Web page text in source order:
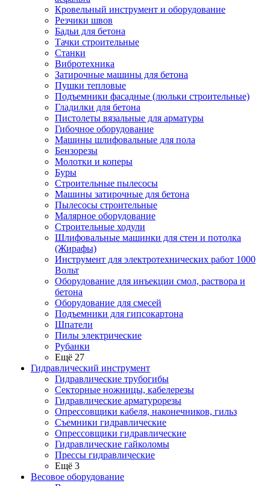
Кровельный инструмент и оборудование
Резчики швов
Бадьи для бетона
Тачки строительные
Станки
Вибротехника
Затирочные машины для бетона
Пушки тепловые
Подъемники фасадные (люльки строительные)
Гладилки для бетона
Пистолеты вязальные для арматуры
Гибочное оборудование
Машины шлифовальные для пола
Бензорезы
Молотки и коперы
Буры
Строительные пылесосы
Машины затирочные для бетона
Пылесосы строительные
Малярное оборудование
Строительные ходули
Шлифовальные машинки для стен и потолка
(Жирафы)
Инструмент для электротехнических работ 1000
Вольт
Оборудование для инъекции смол, раствора и
бетона
Оборудование для смесей
Подъемники для гипсокартона
Шпатели
Пилы электрические
Рубанки
Ещё 27
Гидравлический инструмент
Гидравлические трубогибы
Секторные ножницы, кабелерезы
Гидравлические арматурорезы
Опрессовщики кабеля, наконечников, гильз
Съемники гидравлические
Опрессовщики гидравлические
Гидравлические гайколомы
Прессы гидравлические
Ещё 3
Весовое оборудование